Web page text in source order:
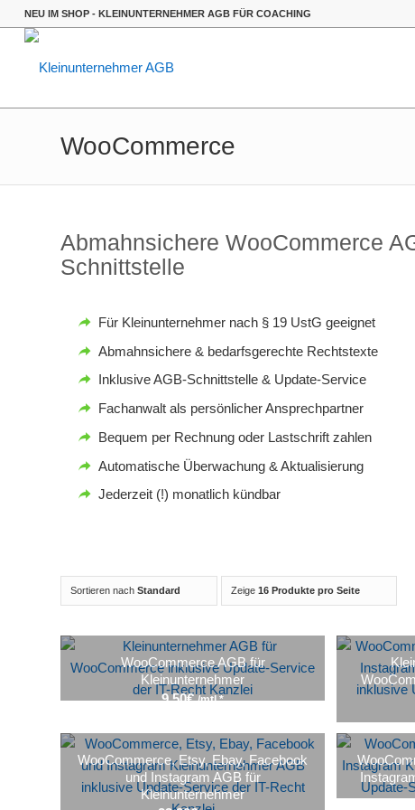
NEU IM SHOP - KLEINUNTERNEHMER AGB FÜR COACHING
WooCommerce
Abmahnsichere WooCommerce
Schnittstelle
Für Kleinunternehmer nach § 19 UstG geeignet
Abmahnsichere & bedarfsgerechte Rechtstexte
Inklusive AGB-Schnittstelle & Update-Service
Fachanwalt als persönlicher Ansprechpartner
Bequem per Rechnung oder Lastschrift zahlen
Automatische Überwachung & Aktualisierung
Jederzeit (!) monatlich kündbar
Sortieren nach Standard Zeige 16 Produkte pro Seite
WooCommerce AGB für
Kleinunternehmer
9,50€ /mtl.*
WooCommerce, Etsy, Ebay, Facebook
und Instagram AGB für
Kleinunternehmer